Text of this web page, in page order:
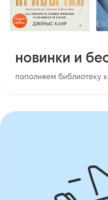
новинки и
пополняем библиотеку